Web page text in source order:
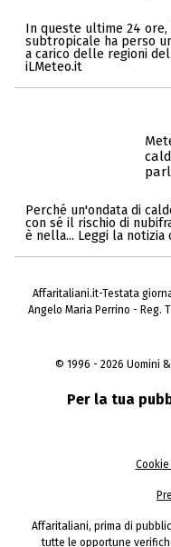
In queste ultime 24 ore,
subtropicale ha perso
a carico delle regioni
iLMeteo.it
Perché un'ondata di
con sé il rischio di
è nella... Leggi la
Affaritaliani.it-Testata
Angelo Maria Perrino - Reg.
© 1996 - 2026 Uomini
Per la tua
Affaritaliani, prima di
tutte le opportune